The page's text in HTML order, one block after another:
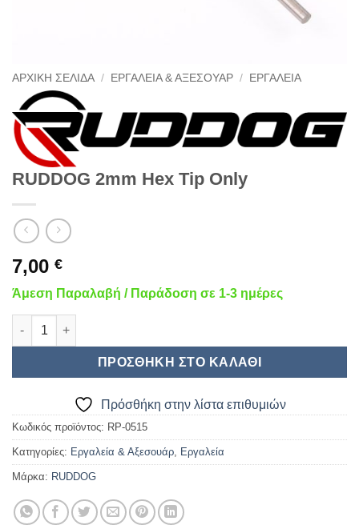
ΑΡΧΙΚΉ ΣΕΛΊΔΑ / ΕΡΓΑΛΕΊΑ & ΑΞΕΣΟΥΆΡ / ΕΡΓΑΛΕΊΑ
RUDDOG 2mm Hex Tip Only
7,00 €
Άμεση Παραλαβή / Παράδοση σε 1-3 ημέρες
RUDDOG 2mm Hex Tip Only ποσότητα
ΠΡΟΣΘΉΚΗ ΣΤΟ ΚΑΛΆΘΙ
Πρόσθήκη στην λίστα επιθυμιών
Κωδικός προϊόντος: RP-0515
Κατηγορίες: Εργαλεία & Αξεσουάρ Εργαλεία
Μάρκα: RUDDOG